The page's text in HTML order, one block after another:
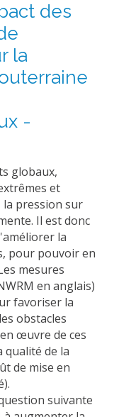
des
la
-
globaux,
et
la pression sur
Il est donc
la
pour pouvoir en
mesures
en anglais)
favoriser la
obstacles
œuvre de ces
qualité de la
de mise en
suivante